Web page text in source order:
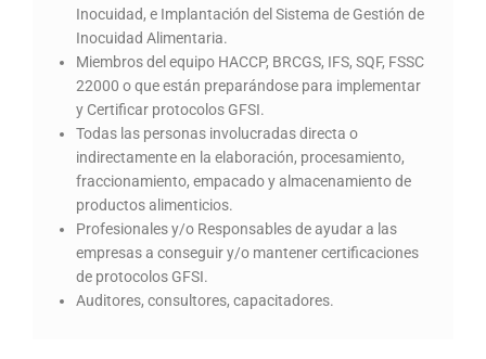
Inocuidad, e Implantación del Sistema de Gestión de
Inocuidad Alimentaria.
Miembros del equipo HACCP, BRCGS, IFS, SQF, FSSC
22000 o que están preparándose para implementar
y Certificar protocolos GFSI.
Todas las personas involucradas directa o
indirectamente en la elaboración, procesamiento,
fraccionamiento, empacado y almacenamiento de
productos alimenticios.
Profesionales y/o Responsables de ayudar a las
empresas a conseguir y/o mantener certificaciones
de protocolos GFSI.
Auditores, consultores, capacitadores.